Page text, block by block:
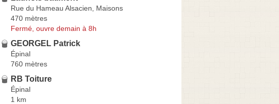
Rue du Hameau Alsacien, Maisons
470 mètres
Fermé, ouvre demain à 8h
GEORGEL Patrick
Épinal
760 mètres
RB Toiture
Épinal
1 km